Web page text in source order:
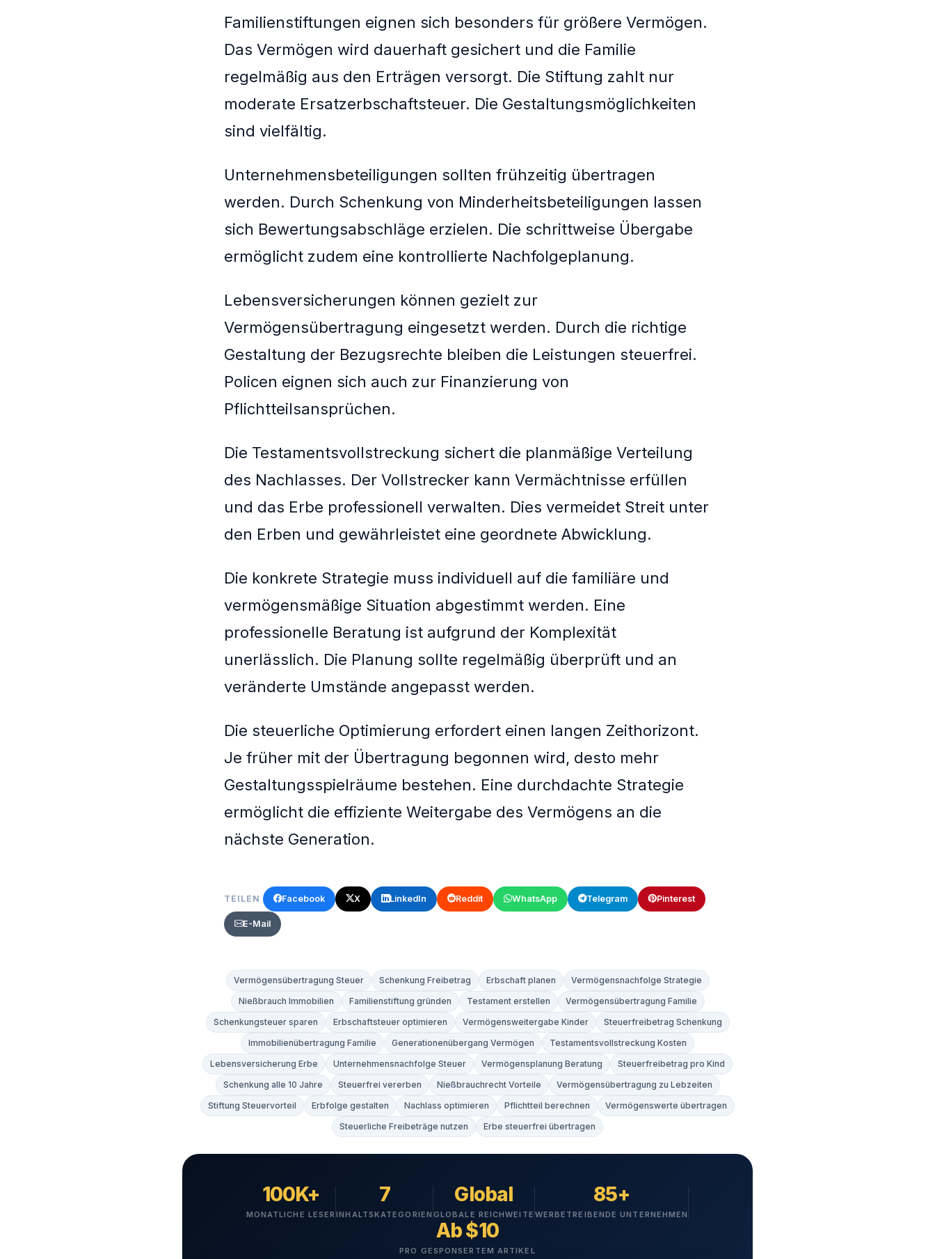
Familienstiftungen eignen sich besonders für größere Vermögen.
Das Vermögen wird dauerhaft gesichert und die Familie
regelmäßig aus den Erträgen versorgt. Die Stiftung zahlt nur
moderate Ersatzerbschaftsteuer. Die Gestaltungsmöglichkeiten
sind vielfältig.
Unternehmensbeteiligungen sollten frühzeitig übertragen
werden. Durch Schenkung von Minderheitsbeteiligungen lassen
sich Bewertungsabschläge erzielen. Die schrittweise Übergabe
ermöglicht zudem eine kontrollierte Nachfolgeplanung.
Lebensversicherungen können gezielt zur
Vermögensübertragung eingesetzt werden. Durch die richtige
Gestaltung der Bezugsrechte bleiben die Leistungen steuerfrei.
Policen eignen sich auch zur Finanzierung von
Pflichtteilsansprüchen.
Die Testamentsvollstreckung sichert die planmäßige Verteilung
des Nachlasses. Der Vollstrecker kann Vermächtnisse erfüllen
und das Erbe professionell verwalten. Dies vermeidet Streit unter
den Erben und gewährleistet eine geordnete Abwicklung.
Die konkrete Strategie muss individuell auf die familiäre und
vermögensmäßige Situation abgestimmt werden. Eine
professionelle Beratung ist aufgrund der Komplexität
unerlässlich. Die Planung sollte regelmäßig überprüft und an
veränderte Umstände angepasst werden.
Die steuerliche Optimierung erfordert einen langen Zeithorizont.
Je früher mit der Übertragung begonnen wird, desto mehr
Gestaltungsspielräume bestehen. Eine durchdachte Strategie
ermöglicht die effiziente Weitergabe des Vermögens an die
nächste Generation.
TEILEN Facebook X LinkedIn Reddit WhatsApp Telegram Pinterest
E-Mail
Vermögensübertragung Steuer Schenkung Freibetrag Erbschaft planen
Vermögensnachfolge Strategie
Nießbrauch Immobilien
Familienstiftung gründen Testament erstellen
Vermögensübertragung Familie
Schenkungsteuer sparen
Erbschaftsteuer optimieren Vermögensweitergabe Kinder
Steuerfreibetrag Schenkung
Immobilienübertragung Familie
Generationenübergang Vermögen
Testamentsvollstreckung Kosten
Lebensversicherung Erbe
Unternehmensnachfolge Steuer Vermögensplanung Beratung
Steuerfreibetrag pro Kind
Schenkung alle 10 Jahre
Steuerfrei vererben Nießbrauchrecht Vorteile
Vermögensübertragung zu Lebzeiten
Stiftung Steuervorteil
Erbfolge gestalten Nachlass optimieren Pflichtteil berechnen
Vermögenswerte übertragen
Steuerliche Freibeträge nutzen
Erbe steuerfrei übertragen
100K+
MONATLICHE LESER
7
INHALTSKATEGORIEN
Global
GLOBALE REICHWEITE
85+
WERBETREIBENDE UNTERNEHMEN
Ab $10
PRO GESPONSERTEM ARTIKEL